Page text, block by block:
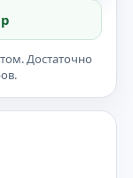
Достаточно